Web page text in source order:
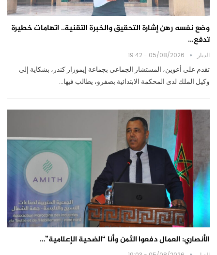
وضع نفسه رهن إشارة التحقيق والخبرة التقنية.. اتهامات خطيرة
تدفع…
الديار 05/08/2026 - 19:42
تقدم علي أعوين، المستشار الجماعي بجماعة إيموزار كندر، بشكاية إلى
وكيل الملك لدى المحكمة الابتدائية بصفرو، يطالب فيها…
الأنصاري: العمال دفعوا الثمن وأنا “الضحية الإعلامية”…